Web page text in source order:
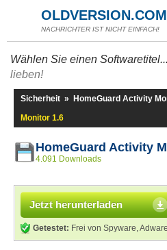
OLDVERSION.COM
NACHRICHTER IST NICHT EINFACH!
Wählen Sie einen Softwaretitel...
lieben!
Sicherheit » HomeGuard Activity
Monitor 1.6
HomeGuard Activity
4.091 Downloads
Jetzt herunterladen
Getestet: Frei von Spyware,